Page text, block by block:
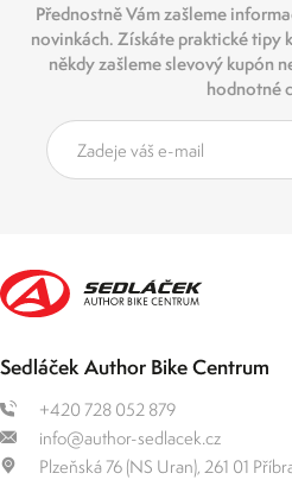
Přednostně Vám zašleme
novinkách. Získáte praktické tipy
někdy zašleme slevový kupón
hodnotné
Sedláček Author Bike Centrum
+420 728 052 879
info@author-sedlacek.cz
Plzeňská 76 (NS Uran), 261 01